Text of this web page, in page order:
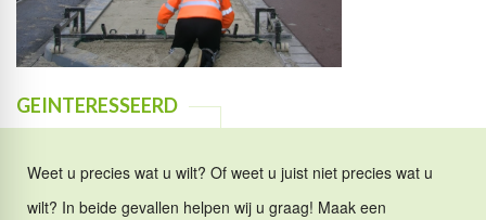
GEINTERESSEERD
Weet u precies wat u wilt? Of weet u juist niet precies wat u
wilt? In beide gevallen helpen wij u graag! Maak een